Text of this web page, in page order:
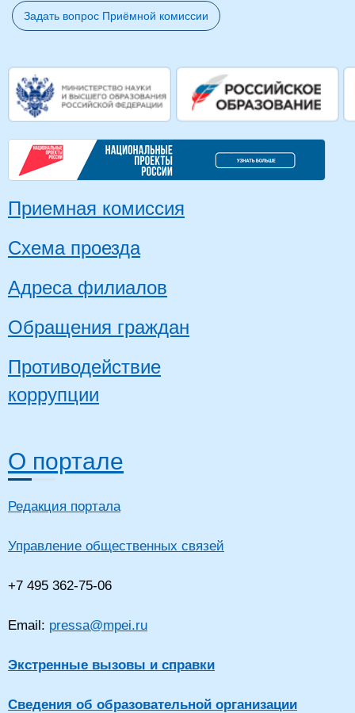
Задать вопрос Приёмной комиссии
Приемная комиссия
Схема проезда
Адреса филиалов
Обращения граждан
Противодействие
коррупции
О портале
Редакция портала
Управление общественных связей
+7 495 362-75-06
Email: pressa@mpei.ru
Экстренные вызовы и справки
Сведения об образовательной организации